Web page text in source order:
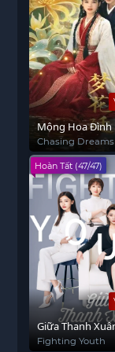
Mộng Hoa Đình
Chasing Dreams
Hoàn Tất (47/47)
Giữa Thanh
Fighting Youth